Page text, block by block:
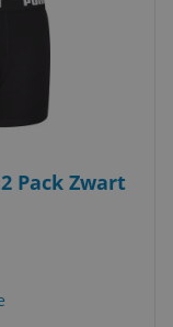
Pack Zwart